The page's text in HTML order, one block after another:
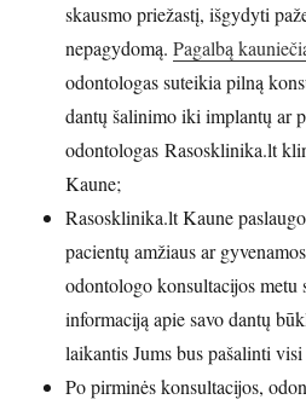
skausmo priežastį, išgydyti
nepagydomą.Pagalbą
odontologas suteikia pilną
dantų šalinimo iki implantų ar
odontologas Rasosklinika.lt
Kaune;
Rasosklinika.lt Kaune
pacientų amžiaus ar
odontologo konsultacijos metu
informaciją apie savo dantų
laikantis Jums bus pašalinti
Po pirminės konsultacijos,